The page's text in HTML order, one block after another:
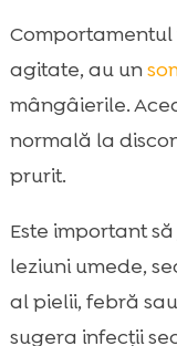
Comportamentul
agitate, au un
mângâierile.
normală la
prurit.
Este important
leziuni umede,
al pielii, febră
sugera infecții